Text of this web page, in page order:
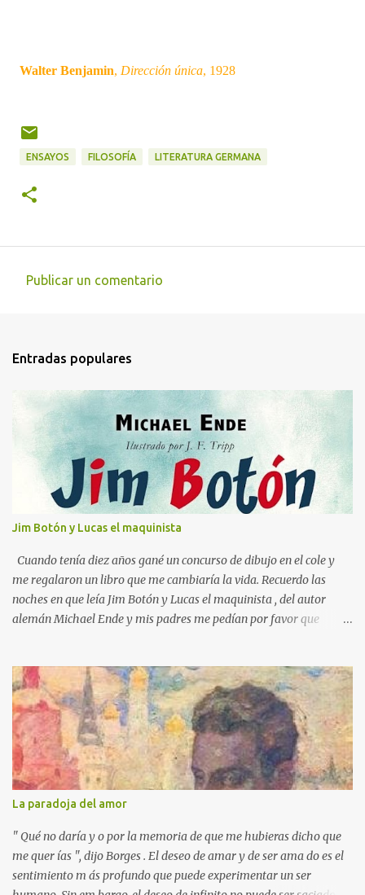
Walter Benjamin, Dirección única, 1928
ENSAYOS FILOSOFÍA LITERATURA GERMANA
e
s
Publicar un comentario
Entradas populares
Jim Botón y Lucas el maquinista
Cuando tenía diez años gané un concurso de dibujo en el cole y
me regalaron un libro que me cambiaría la vida. Recuerdo las
noches en que leía Jim Botón y Lucas el maquinista , del autor
alemán Michael Ende y mis padres me pedían por favor que
Y no podía dejar a Jim Botón y su amigo Lucas a las puertas de la
Ciudad de los Dragones para rescatar a la Princesa china Li Si.
Ende es un maestro capaz de crear un universo de fantasía,
poblado por seres sorprendentes y lugares extraordinarios. Desde
el "gigante-aparente" Tur Tur hasta la extraña isla flotante, cada
página de esta gran novela está impregnada de una imaginación
desbordante. Además, la obra aborda temas universales como la
amistad, la justicia y la libertad. Por ejemplo, hay un momento en
que los bonzos chinos condenan a Jim y a Lucas por no tener
documentos (en una crítica social al p...
La paradoja del amor
" Qué no daría y o por la memoria de que me hubieras dicho que
me quer ías ", dijo Borges . El deseo de amar y de ser ama do es el
sentimiento m ás profundo que puede experimentar un ser